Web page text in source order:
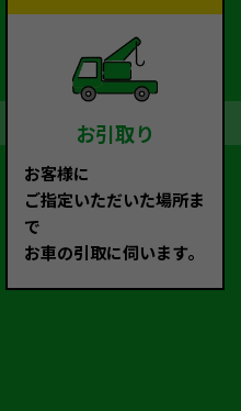
お引取り
お客様に
ご指定いただいた場所ま
で
お車の引取に伺います。